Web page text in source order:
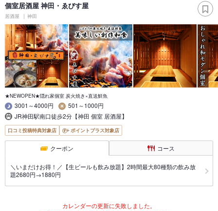
個室居酒屋 神田・ゑびす屋
居酒屋 神田
★NEWOPEN★隠れ家個室 炭火焼き×直送鮮魚
3001～4000円
501～1000円
JR神田駅南口徒歩2分【神田 個室 居酒屋】
口コミ投稿特典対象店 ポイントプラス対象店
クーポン コース
＼いまだけお得！／【生ビールも飲み放題】2時間最大80種類の飲み放
題2680円→1880円
カレンダーの更新に失敗しました。